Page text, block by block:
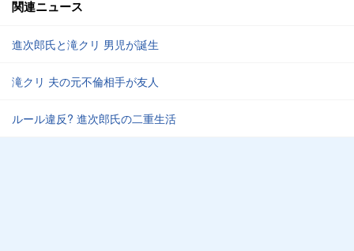
関連ニュース
進次郎氏と滝クリ 男児が誕生
滝クリ 夫の元不倫相手が友人
ルール違反? 進次郎氏の二重生活